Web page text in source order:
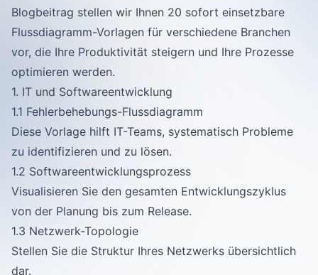
Blogbeitrag stellen wir Ihnen 20 sofort einsetzbare
Flussdiagramm-Vorlagen für verschiedene Branchen
vor, die Ihre Produktivität steigern und Ihre Prozesse
optimieren werden.
1. IT und Softwareentwicklung
1.1 Fehlerbehebungs-Flussdiagramm
Diese Vorlage hilft IT-Teams, systematisch Probleme
zu identifizieren und zu lösen.
1.2 Softwareentwicklungsprozess
Visualisieren Sie den gesamten Entwicklungszyklus
von der Planung bis zum Release.
1.3 Netzwerk-Topologie
Stellen Sie die Struktur Ihres Netzwerks übersichtlich
dar.